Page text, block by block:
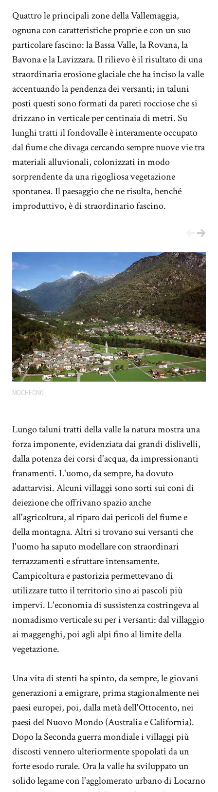
Quattro le principali zone della Vallemaggia,
ognuna con caratteristiche proprie e con un suo
particolare fascino: la Bassa Valle, la Rovana, la
Bavona e la Lavizzara. Il rilievo è il risultato di una
straordinaria erosione glaciale che ha inciso la valle
accentuando la pendenza dei versanti; in taluni
posti questi sono formati da pareti rocciose che si
drizzano in verticale per centinaia di metri. Su
lunghi tratti il fondovalle è interamente occupato
dal fiume che divaga cercando sempre nuove vie tra
materiali alluvionali, colonizzati in modo
sorprendente da una rigogliosa vegetazione
spontanea. Il paesaggio che ne risulta, benché
improduttivo, è di straordinario fascino.
MOGHEGNO
Lungo taluni tratti della valle la natura mostra una
forza imponente, evidenziata dai grandi dislivelli,
dalla potenza dei corsi d'acqua, da impressionanti
franamenti. L'uomo, da sempre, ha dovuto
adattarvisi. Alcuni villaggi sono sorti sui coni di
deiezione che offrivano spazio anche
all'agricoltura, al riparo dai pericoli del fiume e
della montagna. Altri si trovano sui versanti che
l'uomo ha saputo modellare con straordinari
terrazzamenti e sfruttare intensamente.
Campicoltura e pastorizia permettevano di
utilizzare tutto il territorio sino ai pascoli più
impervi. L'economia di sussistenza costringeva al
nomadismo verticale su per i versanti: dal villaggio
ai maggenghi, poi agli alpi fino al limite della
vegetazione.
Una vita di stenti ha spinto, da sempre, le giovani
generazioni a emigrare, prima stagionalmente nei
paesi europei, poi, dalla metà dell'Ottocento, nei
paesi del Nuovo Mondo (Australia e California).
Dopo la Seconda guerra mondiale i villaggi più
discosti vennero ulteriormente spopolati da un
forte esodo rurale. Ora la valle ha sviluppato un
solido legame con l'agglomerato urbano di Locarno